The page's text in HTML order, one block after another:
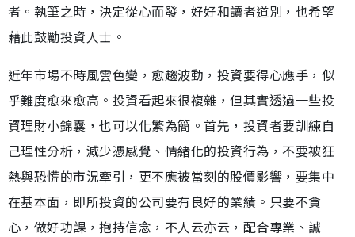
者。執筆之時，決定從心而發，好好和讀者道別，也希望
藉此鼓勵投資人士。
近年市場不時風雲色變，愈趨波動，投資要得心應手，似
乎難度愈來愈高。投資看起來很複雜，但其實透過一些投
資理財小錦囊，也可以化繁為簡。首先，投資者要訓練自
己理性分析，減少憑感覺、情緒化的投資行為，不要被狂
熱與恐慌的市況牽引，更不應被當刻的股價影響，要集中
在基本面，即所投資的公司要有良好的業績。只要不貪
心，做好功課，抱持信念，不人云亦云，配合專業、誠